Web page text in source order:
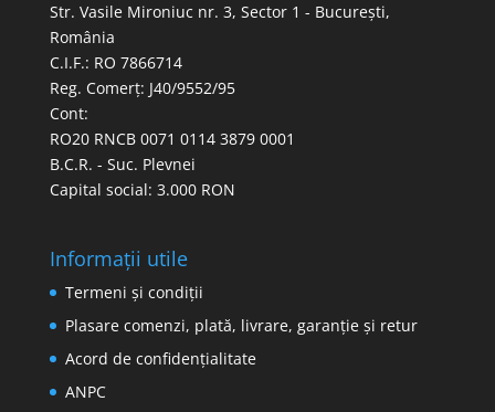
Str. Vasile Mironiuc nr. 3, Sector 1 - București,
România
C.I.F.: RO 7866714
Reg. Comerț: J40/9552/95
Cont:
RO20 RNCB 0071 0114 3879 0001
B.C.R. - Suc. Plevnei
Capital social: 3.000 RON
Informații utile
Termeni și condiții
Plasare comenzi, plată, livrare, garanție și retur
Acord de confidențialitate
ANPC